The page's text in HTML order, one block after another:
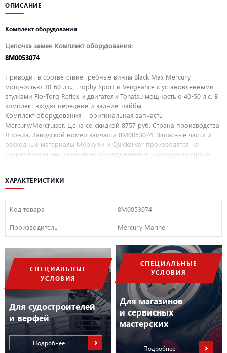
СПЕЦИАЛЬНЫЕ
УСЛОВИЯ
Для судостроителей
и верфей
Подробнее
СПЕЦИАЛЬНЫЕ
УСЛОВИЯ
Для магазинов
и сервисных
мастерских
Подробнее
ОПИСАНИЕ
Комплект оборудования
Цепочка замен Комплект оборудования:
8M0053074
Приводит в соответствие гребные винты Black Max Mercury
мощностью 30-60 л.с., Trophy Sport и Vengeance с установленными
втулками Flo-Torq Reflex и двигатели Tohatsu мощностью 40-50 л.с. В
комплект входят передние и задние шайбы.
Комплект оборудования – оригинальная запчасть
Mercury/Mercruiser. Цена со скидкой 8757 руб. Страна производства
Япония. Заводской номер запчасти 8M0053074. Запасные части и
расходные материалы Меркури и Quicksilver производятся на
современном высокоточном оборудовании и проходят контроль
дилера Mercury ООО «ПроМарин» вы можете быть уверенны в
качестве и долговечности приобретаемых деталей, а так же
гарантийном покрытии покупаемых деталей.
ХАРАКТЕРИСТИКИ
Код товара 8M0053074
Производитель Mercury Marine